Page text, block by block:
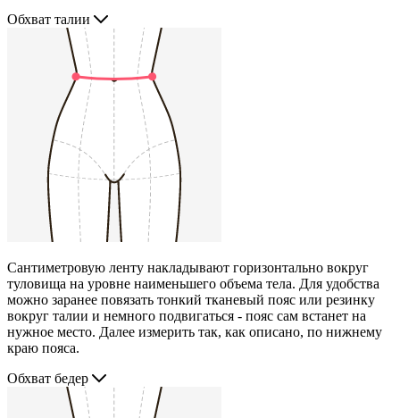
Обхват талии
Сантиметровую ленту накладывают горизонтально вокруг
туловища на уровне наименьшего объема тела. Для удобства
можно заранее повязать тонкий тканевый пояс или резинку
вокруг талии и немного подвигаться - пояс сам встанет на
нужное место. Далее измерить так, как описано, по нижнему
краю пояса.
Обхват бедер